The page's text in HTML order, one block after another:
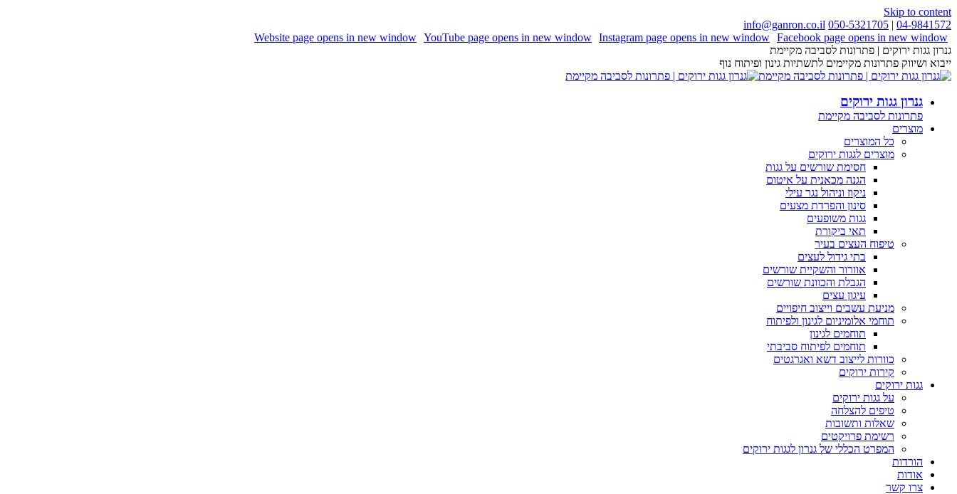
Skip to content
04-9841572
|
050-5321705
info@ganron.co.il
Website page opens in new window YouTube page opens in new window Instagram page opens in new window Facebook page opens in new window
גנרון גגות ירוקים | פתרונות לסביבה מקיימת
ייבוא ושיווק פתרונות מקיימים לתשתיות גינון ופיתוח נוף
גנרון גגות ירוקים
פתרונות לסביבה מקיימת
מוצרים
כל המוצרים
מוצרים לגגות ירוקים
חסימת שורשים על גגות
הגנה מכאנית על איטום
ניקוז וניהול נגר עילי
סינון והפרדת מצעים
גגות משופעים
תאי ביקורת
טיפוח העצים בעיר
בתי גידול לעצים
אוורור והשקיית שורשים
הגבלת והכוונת שורשים
עיגון עצים
מניעת עשבים וייצוב חיפויים
תוחמי אלומיניום לגינון ולפיתוח
תוחמים לגינון
תוחמים לפיתוח סביבתי
כוורות לייצוב דשא ואגרגטים
קירות ירוקים
גגות ירוקים
על גגות ירוקים
טיפים להצלחה
שאלות ותשובות
רשימת פרויקטים
המפרט הכללי של גנרון לגגות ירוקים
הורדות
אודות
צרו קשר